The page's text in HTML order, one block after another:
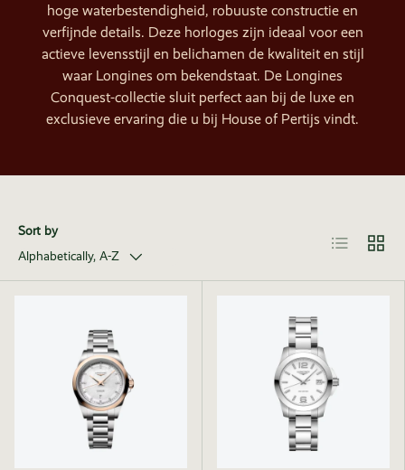
hoge waterbestendigheid, robuuste constructie en
verfijnde details. Deze horloges zijn ideaal voor een
actieve levensstijl en belichamen de kwaliteit en stijl
waar Longines om bekendstaat. De Longines
Conquest-collectie sluit perfect aan bij de luxe en
exclusieve ervaring die u bij House of Pertijs vindt.
Sort by
Alphabetically, A-Z
List Grid